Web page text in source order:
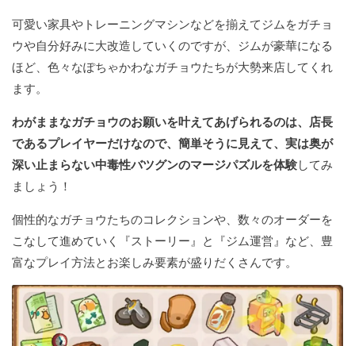
可愛い家具やトレーニングマシンなどを揃えてジムをガチョ
ウや自分好みに大改造していくのですが、ジムが豪華になる
ほど、色々なぽちゃかわなガチョウたちが大勢来店してくれ
ます。
わがままなガチョウのお願いを叶えてあげられるのは、店長
であるプレイヤーだけなので、簡単そうに見えて、実は奥が
深い止まらない中毒性バツグンのマージパズルを体験してみ
ましょう！
個性的なガチョウたちのコレクションや、数々のオーダーを
こなして進めていく『ストーリー』と『ジム運営』など、豊
富なプレイ方法とお楽しみ要素が盛りだくさんです。